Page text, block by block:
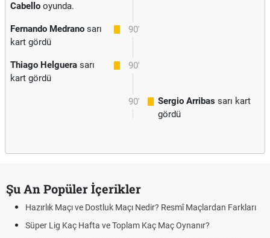
Cabello oyunda.
90'
Fernando Medrano sarı
kart gördü
90'
Thiago Helguera sarı
kart gördü
90' Sergio Arribas sarı kart
gördü
Şu An Popüler İçerikler
Hazırlık Maçı ve Dostluk Maçı Nedir? Resmî Maçlardan Farkları
Süper Lig Kaç Hafta ve Toplam Kaç Maç Oynanır?